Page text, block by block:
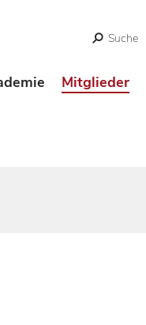
Suche
Mitglieder